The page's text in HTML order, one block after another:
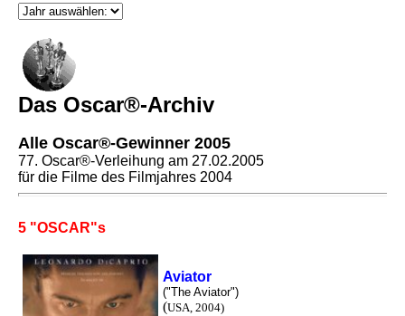
Das Oscar®-Archiv
Alle Oscar®-Gewinner 2005
77. Oscar®-Verleihung am 27.02.2005
für die Filme des Filmjahres 2004
5 "OSCAR"s
Aviator
("The Aviator")
(USA, 2004)